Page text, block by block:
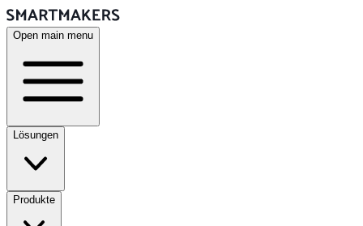
Open main menu
Lösungen
Produkte